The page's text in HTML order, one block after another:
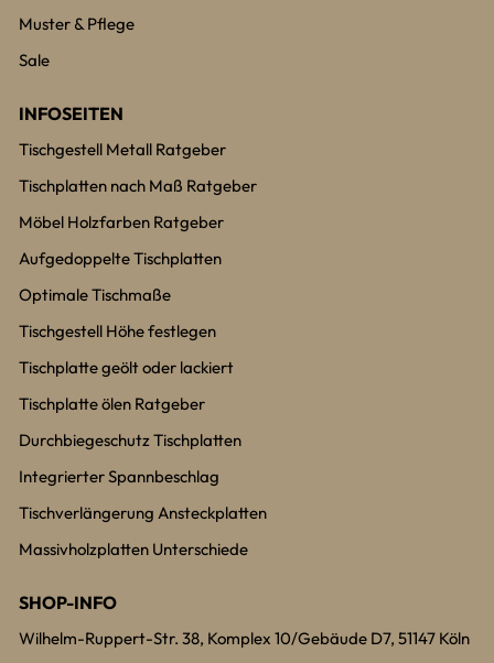
Muster & Pflege
Sale
INFOSEITEN
Tischgestell Metall Ratgeber
Tischplatten nach Maß Ratgeber
Möbel Holzfarben Ratgeber
Aufgedoppelte Tischplatten
Optimale Tischmaße
Tischgestell Höhe festlegen
Tischplatte geölt oder lackiert
Tischplatte ölen Ratgeber
Durchbiegeschutz Tischplatten
Integrierter Spannbeschlag
Tischverlängerung Ansteckplatten
Massivholzplatten Unterschiede
SHOP-INFO
Wilhelm-Ruppert-Str. 38, Komplex 10/Gebäude D7, 51147 Köln